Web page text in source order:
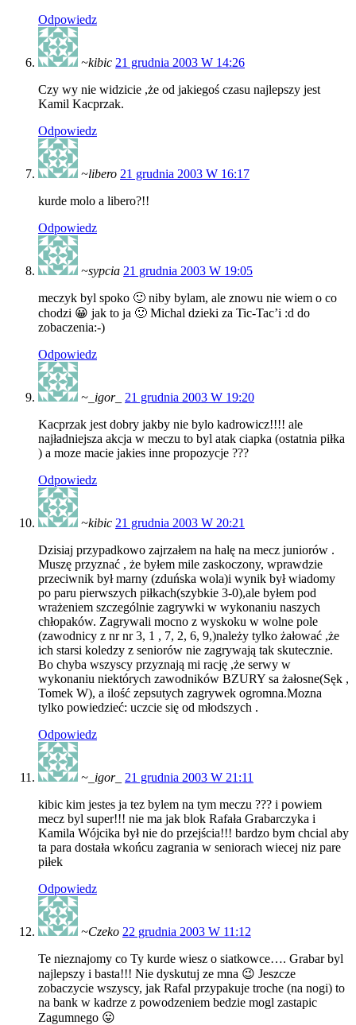
Odpowiedz
~kibic 21 grudnia 2003 W 14:26
Czy wy nie widzicie ,że od jakiegoś czasu najlepszy jest
Kamil Kacprzak.
Odpowiedz
~libero 21 grudnia 2003 W 16:17
kurde molo a libero?!!
Odpowiedz
~sypcia 21 grudnia 2003 W 19:05
meczyk byl spoko 🙂 niby bylam, ale znowu nie wiem o co
chodzi 😀 jak to ja 🙂 Michal dzieki za Tic-Tac’i :d do
zobaczenia:-)
Odpowiedz
~_igor_
21 grudnia 2003 W 19:20
Kacprzak jest dobry jakby nie bylo kadrowicz!!!! ale
najładniejsza akcja w meczu to byl atak ciapka (ostatnia piłka
) a moze macie jakies inne propozycje ???
Odpowiedz
~kibic 21 grudnia 2003 W 20:21
Dzisiaj przypadkowo zajrzałem na halę na mecz juniorów .
Muszę przyznać , że byłem mile zaskoczony, wprawdzie
przeciwnik był marny (zduńska wola)i wynik był wiadomy
po paru pierwszych piłkach(szybkie 3-0),ale byłem pod
wrażeniem szczególnie zagrywki w wykonaniu naszych
chłopaków. Zagrywali mocno z wyskoku w wolne pole
(zawodnicy z nr nr 3, 1 , 7, 2, 6, 9,)należy tylko żałować ,że
ich starsi koledzy z seniorów nie zagrywają tak skutecznie.
Bo chyba wszyscy przyznają mi rację ,że serwy w
wykonaniu niektórych zawodników BZURY sa żałosne(Sęk ,
Tomek W), a ilość zepsutych zagrywek ogromna.Mozna
tylko powiedzieć: uczcie się od młodszych .
Odpowiedz
~_igor_
21 grudnia 2003 W 21:11
kibic kim jestes ja tez bylem na tym meczu ??? i powiem
mecz byl super!!! nie ma jak blok Rafała Grabarczyka i
Kamila Wójcika był nie do przejścia!!! bardzo bym chcial aby
ta para dostała wkońcu zagrania w seniorach wiecej niz pare
piłek
Odpowiedz
~Czeko 22 grudnia 2003 W 11:12
Te nieznajomy co Ty kurde wiesz o siatkowce…. Grabar byl
najlepszy i basta!!! Nie dyskutuj ze mna 😉 Jeszcze
zobaczycie wszyscy, jak Rafal przypakuje troche (na nogi) to
na bank w kadrze z powodzeniem bedzie mogl zastapic
Zagumnego 😛